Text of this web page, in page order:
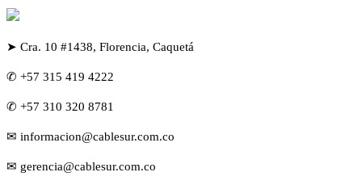
➤ Cra. 10 #1438, Florencia, Caquetá
✆ +57 315 419 4222
✆ +57 310 320 8781
✉ informacion@cablesur.com.co
✉ gerencia@cablesur.com.co